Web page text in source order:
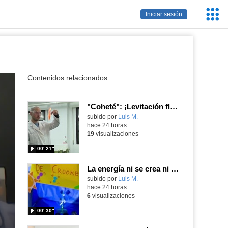
Iniciar sesión
Contenidos relacionados:
"Coheté": ¡Levitación flamígera!
Contenido educativo.
subido por Luis M.
00′ 21″
hace 24 horas
19visualizaciones
La energía ni se crea ni se destruye... ¡se experimenta! El Tierno en la Feria Madrid es Ciencia 2026
Contenido educativo.
subido por Luis M.
00′ 30″
hace 24 horas
6visualizaciones